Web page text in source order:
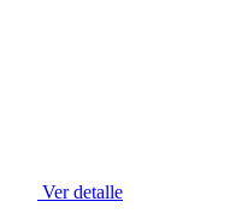
Ver detalle